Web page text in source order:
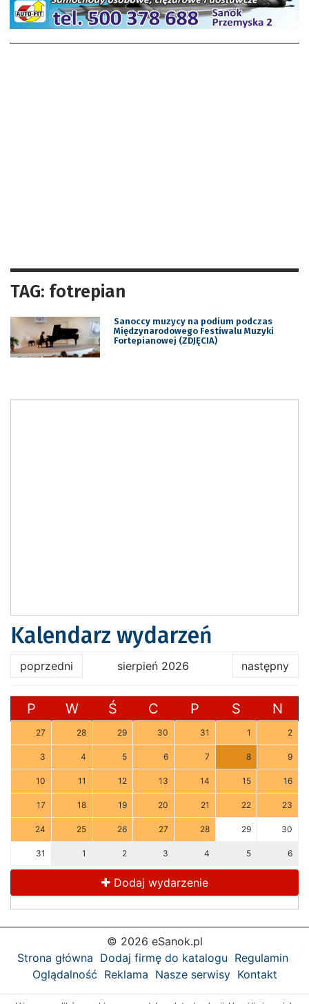
TAG: fotrepian
Sanoccy muzycy na podium podczas
Międzynarodowego Festiwalu Muzyki
Fortepianowej (ZDJĘCIA)
Kalendarz wydarzeń
poprzedni sierpień 2026 następny
P W Ś C P S N
27 28 29 30 31 1 2
3 4 5 6 7 8 9
10 11 12 13 14 15 16
17 18 19 20 21 22 23
24 25 26 27 28 29 30
31 1 2 3 4 5 6
Dodaj wydarzenie
© 2026 eSanok.pl
Strona główna Dodaj firmę do katalogu Regulamin
Oglądalność Reklama Nasze serwisy Kontakt